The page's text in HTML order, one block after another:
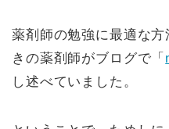
薬剤師の勉強に最適な
きの薬剤師がブログで「
し述べていました。